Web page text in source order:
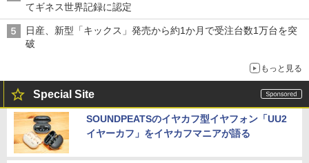
てギネス世界記録に認定
日産、新型「キックス」発売から約1か月で受注台数1万台を突
破
もっと見る
Special Site
SOUNDPEATSのイヤカフ型イヤフォン「UU2
イヤーカフ」をイヤカフマニアが語る